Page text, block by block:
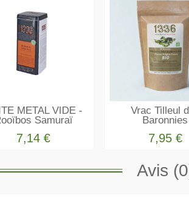
METAL VIDE -
Samuraï
7,14 €
Vrac Tilleul
Baronnies
7,95 €
Avis